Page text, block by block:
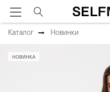
Каталог Новинки
НОВИНКА